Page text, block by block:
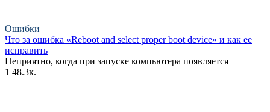
Ошибки
Что за ошибка «Reboot and select proper boot device» и как ее
исправить
Неприятно, когда при запуске компьютера появляется
1 48.3к.